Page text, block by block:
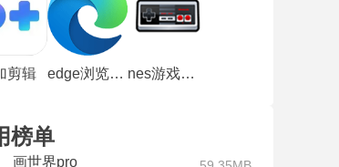
剪辑 edge浏览器手机版 nes游戏中心
榜单
画世界pro